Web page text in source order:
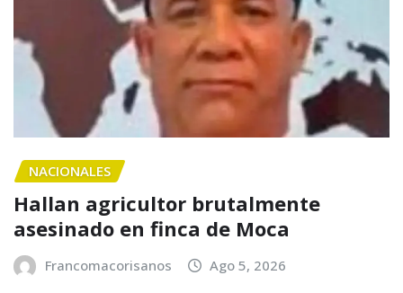
NACIONALES
Hallan agricultor brutalmente
asesinado en finca de Moca
Francomacorisanos Ago 5, 2026